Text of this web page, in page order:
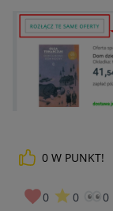
0 W PUNKT!
0 0 0